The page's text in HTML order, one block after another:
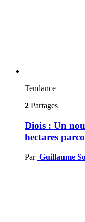
Tendance
2 Partages
Diois : Un
hectares
Par Guillaume